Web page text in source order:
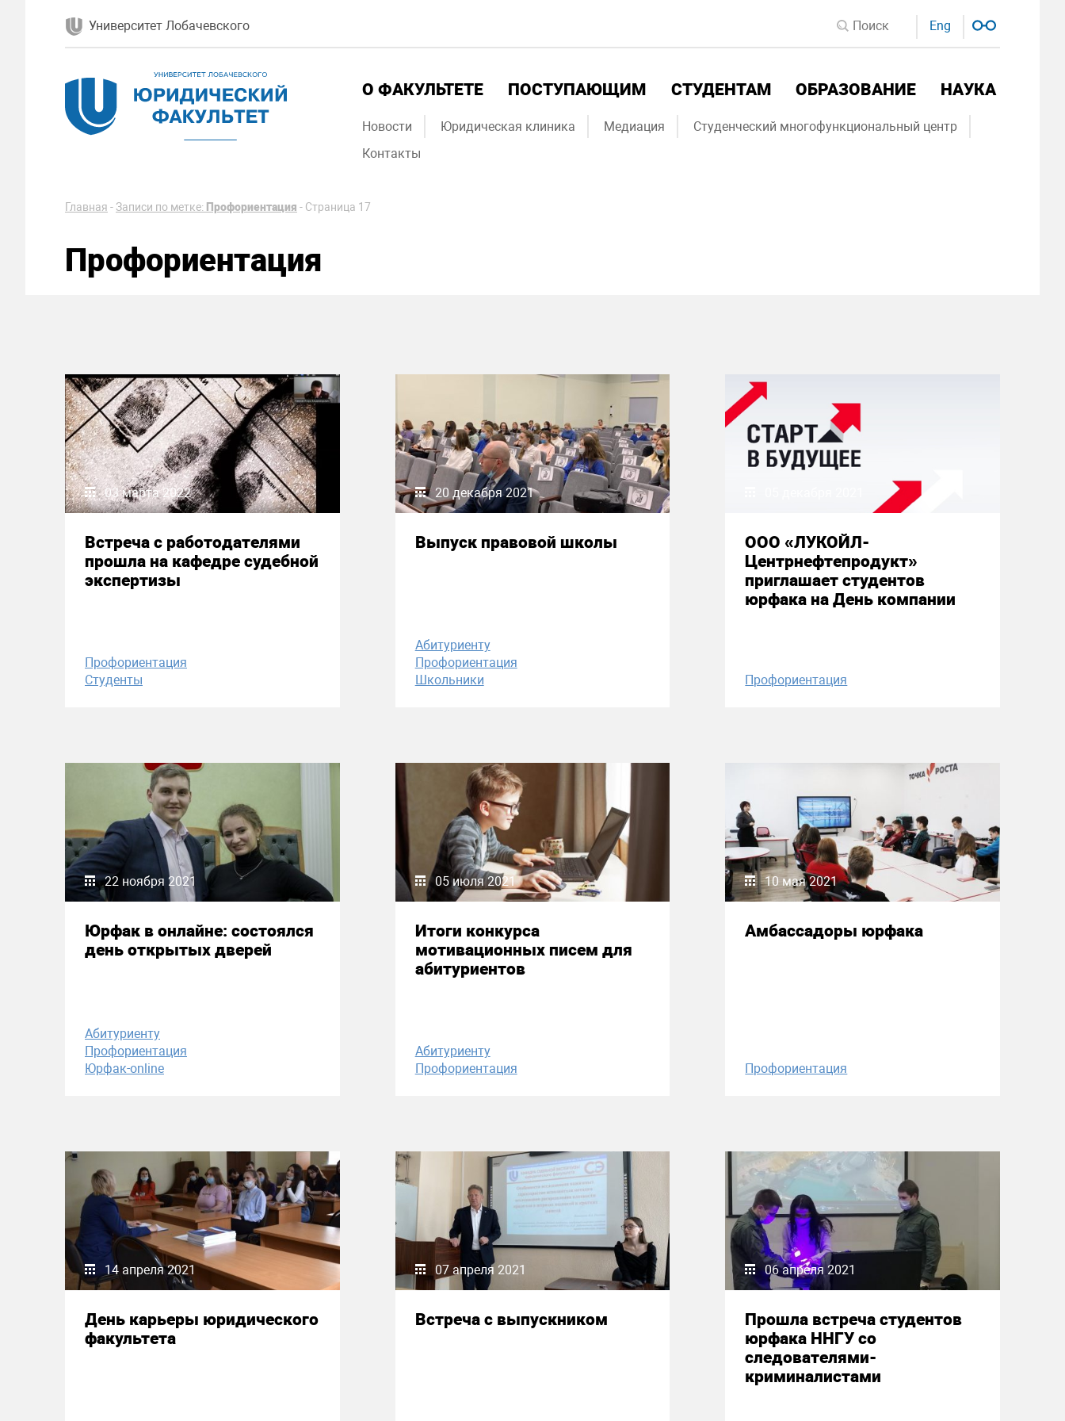
Университет Лобачевского Eng
О ФАКУЛЬТЕТЕ ПОСТУПАЮЩИМ СТУДЕНТАМ ОБРАЗОВАНИЕ НАУКА
Новости Юридическая клиника Медиация
Студенческий многофункциональный центр
Контакты
Главная -Записи по метке: Профориентация - Страница 17
Профориентация
03 марта 2022
Встреча с работодателями
прошла на кафедре судебной
экспертизы
Профориентация
Студенты
20 декабря 2021
Выпуск правовой школы
Абитуриенту
Профориентация
Школьники
ООО «ЛУКОЙЛ-
Центрнефтепродукт»
приглашает студентов
юрфака на День компании
Профориентация
22 ноября 2021
Юрфак в онлайне: состоялся
день открытых дверей
Абитуриенту
Профориентация
Юрфак-online
05 июля 2021
Итоги конкурса
мотивационных писем для
абитуриентов
Абитуриенту
Профориентация
10 мая 2021
Амбассадоры юрфака
Профориентация
14 апреля 2021
День карьеры юридического
факультета
07 апреля 2021
Встреча с выпускником
06 апреля 2021
Прошла встреча студентов
юрфака ННГУ со
следователями-
криминалистами